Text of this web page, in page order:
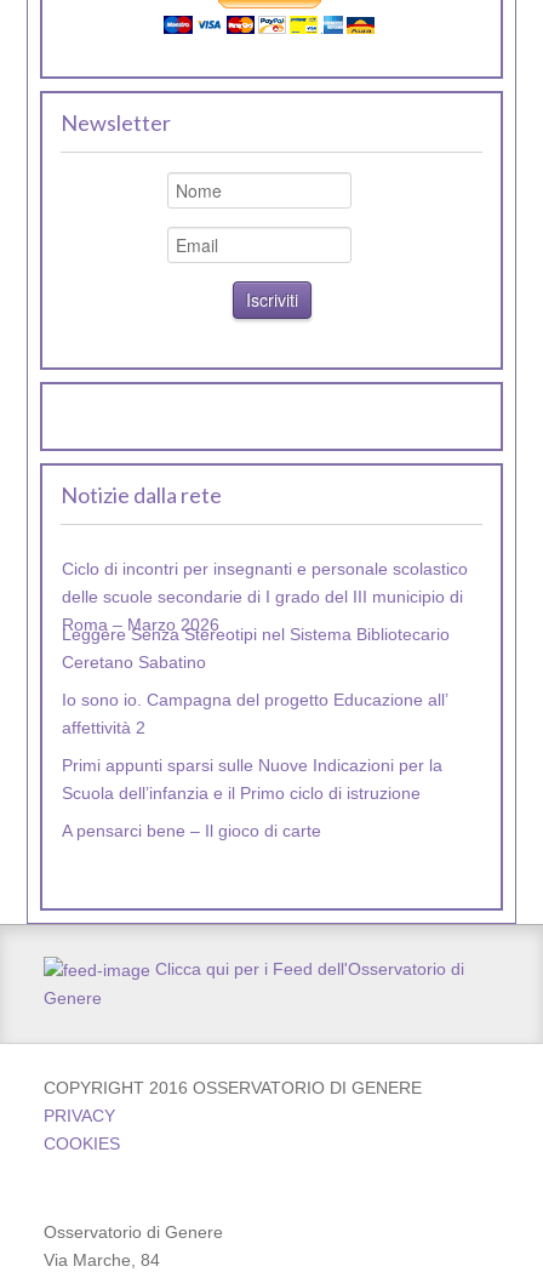
Newsletter
Notizie dalla rete
Ciclo di incontri per insegnanti e personale scolastico
Leggere Senza Stereotipi nel Sistema Bibliotecario
Ceretano Sabatino
Io sono io. Campagna del progetto Educazione all’
Primi appunti sparsi sulle Nuove Indicazioni per la
A pensarci bene – Il gioco di carte
Clicca qui per i Feed dell'Osservatorio di
Genere
COPYRIGHT 2016 OSSERVATORIO DI GENERE
PRIVACY
COOKIES
Osservatorio di Genere
Via Marche, 84